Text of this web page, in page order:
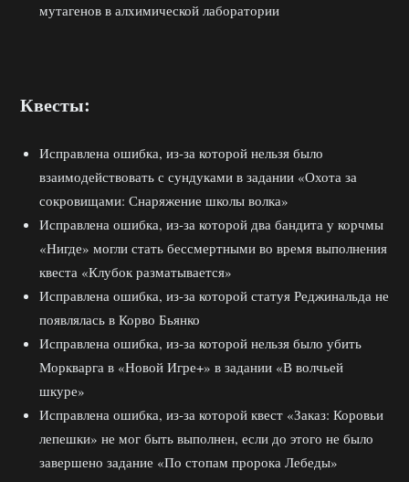
мутагенов в алхимической лаборатории
Квесты:
Исправлена ошибка, из-за которой нельзя было
взаимодействовать с сундуками в задании «Охота за
сокровищами: Снаряжение школы волка»
Исправлена ошибка, из-за которой два бандита у корчмы
«Нигде» могли стать бессмертными во время выполнения
квеста «Клубок разматывается»
Исправлена ошибка, из-за которой статуя Реджинальда не
появлялась в Корво Бьянко
Исправлена ошибка, из-за которой нельзя было убить
Моркварга в «Новой Игре+» в задании «В волчьей
шкуре»
Исправлена ошибка, из-за которой квест «Заказ: Коровьи
лепешки» не мог быть выполнен, если до этого не было
завершено задание «По стопам пророка Лебеды»